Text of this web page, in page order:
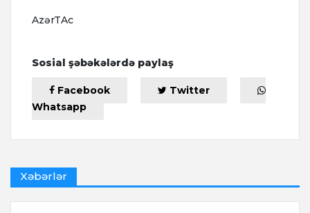
AzərTAc
Sosial şəbəkələrdə paylaş
Facebook
Twitter
Whatsapp
Xəbərlər